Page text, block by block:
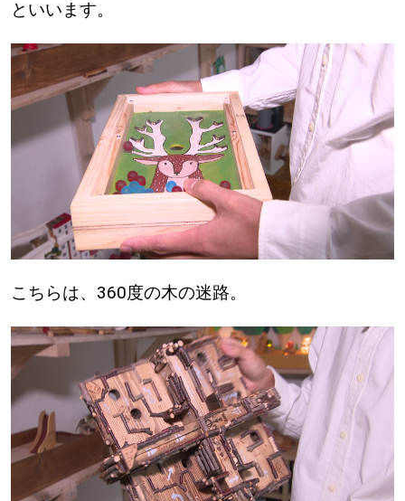
北海道で暮らす、あなたとつくる、
明日への”きっかけ”WEBマガジン
【暮らしの知恵を身につけたい】
【まったり楽しみたい】
【札幌のお気に入りを見つけたい】
【道央のお気に入りを見つけたい】
【道北のお気に入りを見つけたい】
【道東のお気に入りを見つけたい】
といいます。
こちらは、360度の木の迷路。